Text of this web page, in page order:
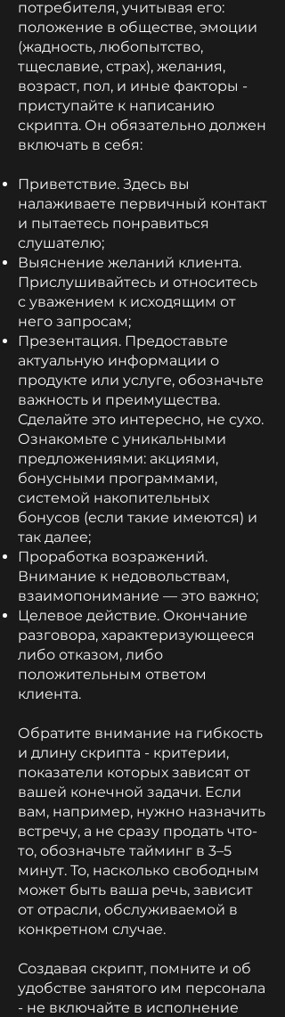
потребителя, учитывая его:
положение в обществе, эмоции
(жадность, любопытство,
тщеславие, страх), желания,
возраст, пол, и иные факторы -
приступайте к написанию
скрипта. Он обязательно должен
включать в себя:
Приветствие. Здесь вы
налаживаете первичный контакт
и пытаетесь понравиться
слушателю;
Выяснение желаний клиента.
Прислушивайтесь и относитесь
с уважением к исходящим от
него запросам;
Презентация. Предоставьте
актуальную информации о
продукте или услуге, обозначьте
важность и преимущества.
Сделайте это интересно, не сухо.
Ознакомьте с уникальными
предложениями: акциями,
бонусными программами,
системой накопительных
бонусов (если такие имеются) и
так далее;
Проработка возражений.
Внимание к недовольствам,
взаимопонимание — это важно;
Целевое действие. Окончание
разговора, характеризующееся
либо отказом, либо
положительным ответом
клиента.
Обратите внимание на гибкость
и длину скрипта - критерии,
показатели которых зависят от
вашей конечной задачи. Если
вам, например, нужно назначить
встречу, а не сразу продать что-
то, обозначьте тайминг в 3–5
минут. То, насколько свободным
может быть ваша речь, зависит
от отрасли, обслуживаемой в
конкретном случае.
Создавая скрипт, помните и об
удобстве занятого им персонала
- не включайте в исполнение